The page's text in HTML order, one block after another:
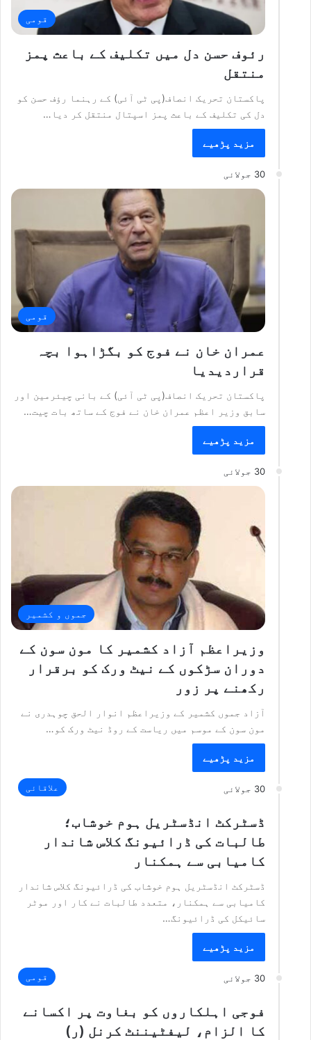
قومی
رئوف حسن دل میں تکلیف کے باعث پمز
منتقل
پاکستان تحریک انصاف(پی ٹی آئی) کے رہنما رؤف حسن کو
دل کی تکلیف کے باعث پمز اسپتال منتقل کر دیا…
مزید پڑھیے
30 جولائی
قومی
عمران خان نے فوج کو بگڑاہوا بچہ
قراردیدیا
پاکستان تحریک انصاف(پی ٹی آئی) کے بانی چیئرمین اور
سابق وزیر اعظم عمران خان نے فوج کے ساتھ بات چیت…
مزید پڑھیے
30 جولائی
جموں و کشمیر
وزیراعظم آزاد کشمیر کا مون سون کے
دوران سڑکوں کے نیٹ ورک کو برقرار
رکھنے پر زور
آزاد جموں کشمیر کے وزیراعظم انوار الحق چوہدری نے
مون سون کے موسم میں ریاست کے روڈ نیٹ ورک کو…
مزید پڑھیے
30 جولائی علاقائی
ڈسٹرکٹ انڈسٹریل ہوم خوشاب؛
طالبات کی ڈرائیونگ کلاس شاندار
کامیابی سے ہمکنار
ڈسٹرکٹ انڈسٹریل ہوم خوشاب کی ڈرائیونگ کلاس شاندار
کامیابی سے ہمکنار، متعدد طالبات نے کار اور موٹر
سائیکل کی ڈرائیونگ…
مزید پڑھیے
30 جولائی قومی
فوجی اہلکاروں کو بغاوت پر اکسانے
کا الزام، لیفٹیننٹ کرنل (ر)